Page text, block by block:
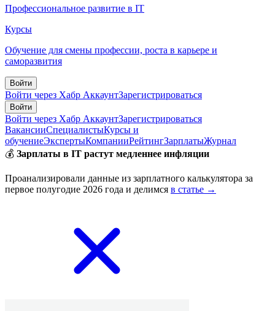
Профессиональное развитие в IT
Курсы
Обучение для смены профессии, роста в карьере и
саморазвития
Войти
Войти через Хабр АккаунтЗарегистрироваться
Войти
Войти через Хабр АккаунтЗарегистрироваться
ВакансииСпециалистыКурсы и
обучениеЭкспертыКомпанииРейтингЗарплатыЖурнал
💰 Зарплаты в IT растут медленнее инфляции
Проанализировали данные из зарплатного калькулятора за
первое полугодие 2026 года и делимся в статье →